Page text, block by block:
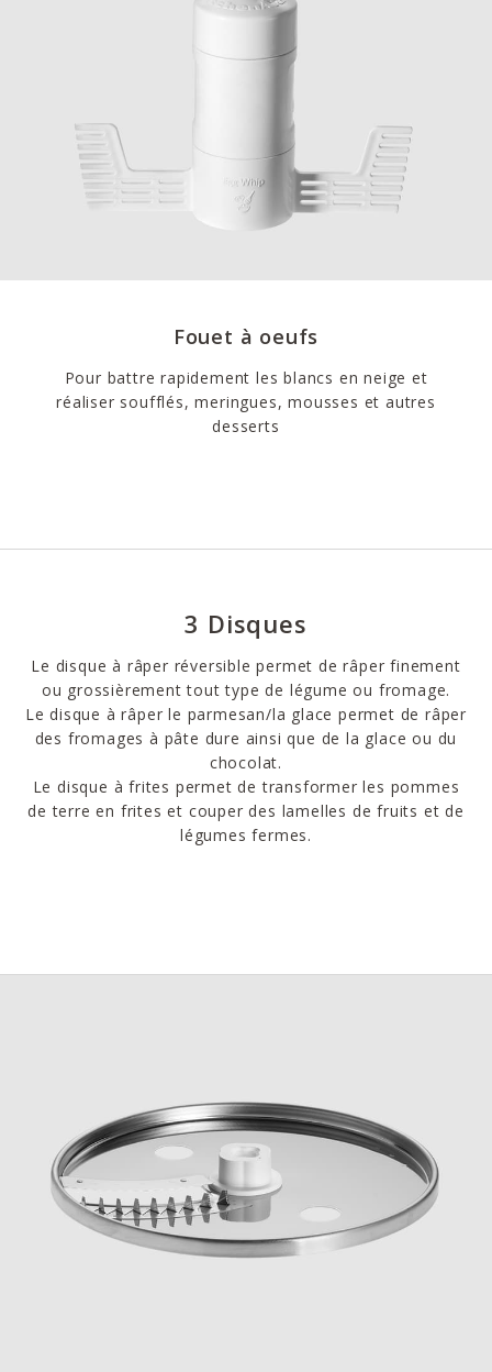
Fouet à oeufs
Pour battre rapidement les blancs en neige et
réaliser soufflés, meringues, mousses et autres
desserts
3 Disques
Le disque à râper réversible permet de râper finement
ou grossièrement tout type de légume ou fromage.
Le disque à râper le parmesan/la glace permet de râper
des fromages à pâte dure ainsi que de la glace ou du
chocolat.
Le disque à frites permet de transformer les pommes
de terre en frites et couper des lamelles de fruits et de
légumes fermes.